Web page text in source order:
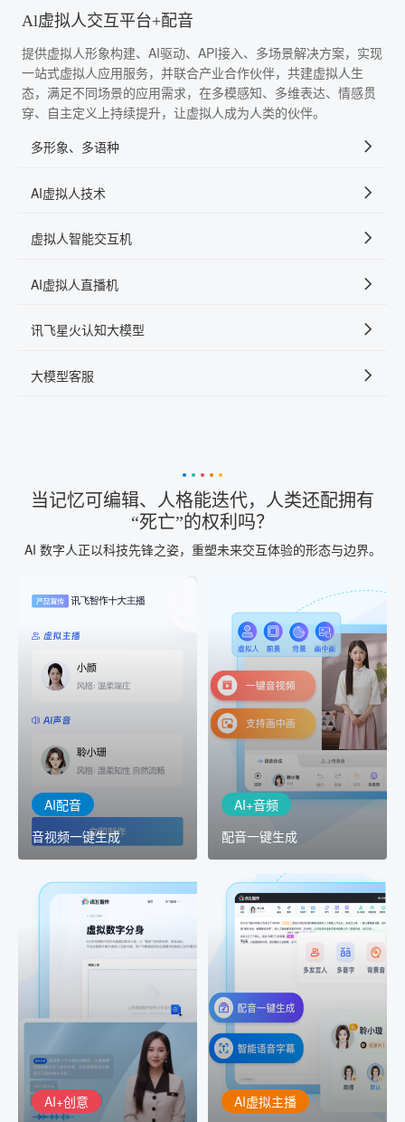
Al虚拟人交互平台+配音
提供虚拟人形象构建、AI驱动、API接入、多场景解决方案，实现
一站式虚拟人应用服务，并联合产业合作伙伴，共建虚拟人生
态，满足不同场景的应用需求，在多模感知、多维表达、情感贯
穿、自主定义上持续提升，让虚拟人成为人类的伙伴。
多形象、多语种
AI虚拟人技术
虚拟人智能交互机
AI虚拟人直播机
讯飞星火认知大模型
大模型客服
当记忆可编辑、人格能迭代，人类还配拥有
“死亡”的权利吗？
AI 数字人正以科技先锋之姿，重塑未来交互体验的形态与边界。
AI配音
音视频一键生成
AI配音
音视频一键生成
室"中输入文本或录音，一
出
AI+音频
配音一键生成
AI+音频
配音一键生成
AI+音频：基于全球领先的
TTS能力打造的AI音频制作
工具，输入文本、选择发
音人即可一键生成专业音
AI+创意
AI+创意
精品声音复刻
AI+创意：AIGC 能力集中
展示窗口，体验 AIGC 给
生活和生产带来的改变
AI虚拟主播
讯飞智作：让每一个内容
创作者高效生产灵活定制